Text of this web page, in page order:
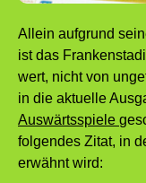
Allein aufgrund
ist das
wert, nicht von
in die aktuelle
Auswärtsspiele
folgendes Zitat, in
erwähnt wird: